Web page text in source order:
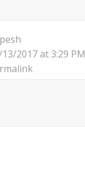
2017 at 3:29 PM